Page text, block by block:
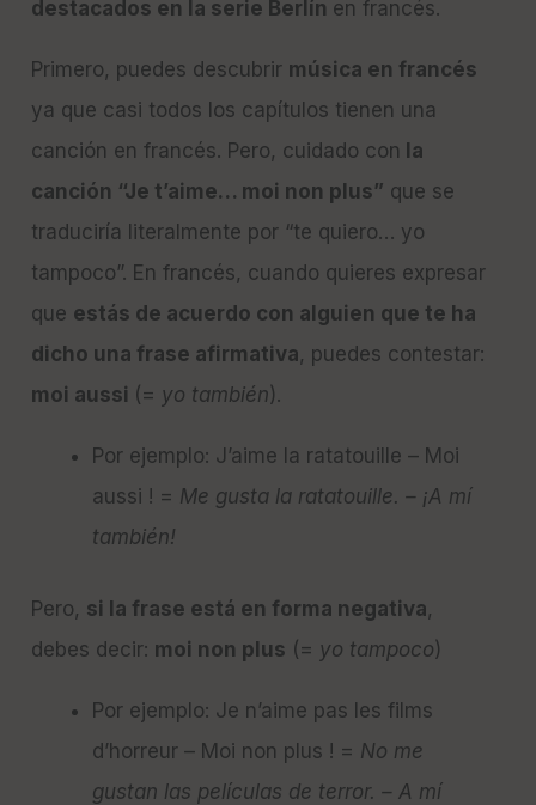
destacados en la serie Berlín en francés.
Primero, puedes descubrir música en francés
ya que casi todos los capítulos tienen una
canción en francés. Pero, cuidado con la
canción “Je t’aime… moi non plus” que se
traduciría literalmente por “te quiero… yo
tampoco”. En francés, cuando quieres expresar
que estás de acuerdo con alguien que te ha
dicho una frase afirmativa, puedes contestar:
moi aussi (= yo también).
Por ejemplo: J’aime la ratatouille – Moi
aussi ! = Me gusta la ratatouille. – ¡A mí
también!
Pero, si la frase está en forma negativa,
debes decir: moi non plus (= yo tampoco)
Por ejemplo: Je n’aime pas les films
d’horreur – Moi non plus ! = No me
gustan las películas de terror. – A mí